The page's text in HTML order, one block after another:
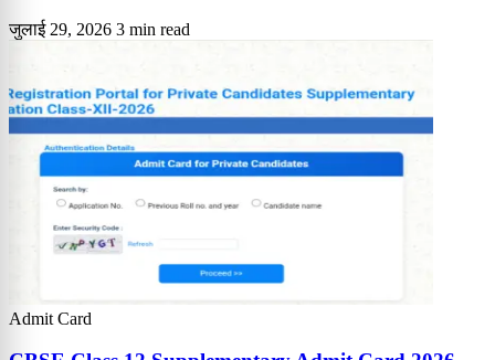
जुलाई 29, 2026 3 min read
Admit Card